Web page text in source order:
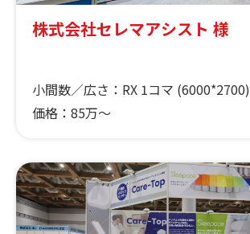
株式会社セレマアシスト 様
小間数／広さ： RX 1コマ (6000*2700)
価格： 85万～